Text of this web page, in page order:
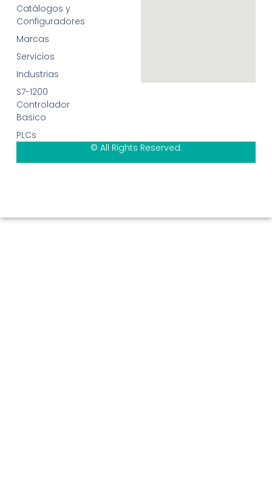
Catálogos y
Configuradores
Marcas
Servicios
Industrias
S7-1200
Controlador
Basico
PLCs
© All Rights Reserved.